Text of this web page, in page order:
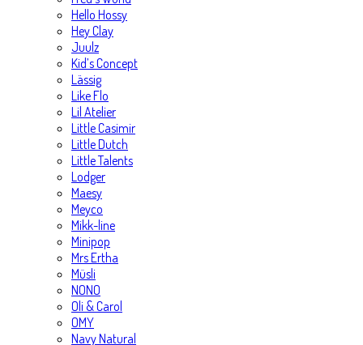
Hello Hossy
Hey Clay
Juulz
Kid’s Concept
Lässig
Like Flo
Lil Atelier
Little Casimir
Little Dutch
Little Talents
Lodger
Maesy
Meyco
Mikk-line
Minipop
Mrs Ertha
Müsli
NONO
Oli & Carol
OMY
Navy Natural